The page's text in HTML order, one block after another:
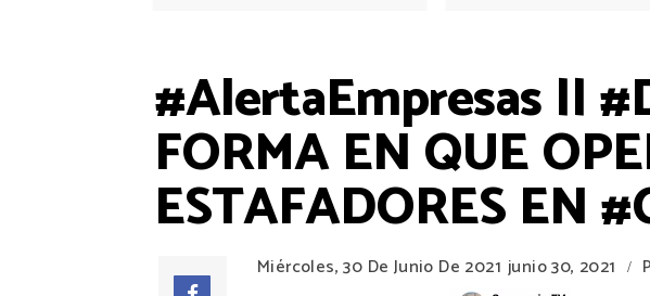
#AlertaEmpresas ||
FORMA EN QUE
ESTAFADORES EN
Miércoles, 30 De Junio De 2021 junio 30, 2021 /